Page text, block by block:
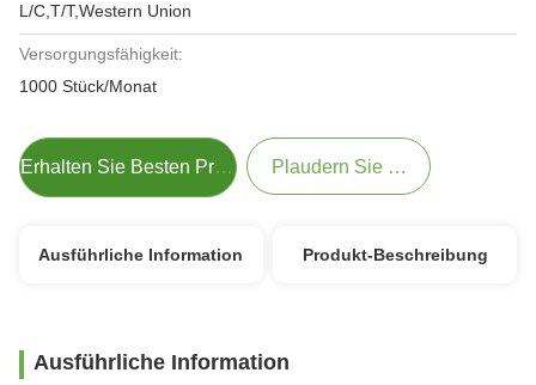
L/C,T/T,Western Union
Versorgungsfähigkeit:
1000 Stück/Monat
Erhalten Sie Besten Preis Plaudern Sie Jetzt
Ausführliche Information Produkt-Beschreibung
Ausführliche Information